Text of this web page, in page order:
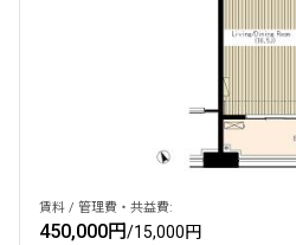
賃料 / 管理費・共益費:
450,000円/15,000円